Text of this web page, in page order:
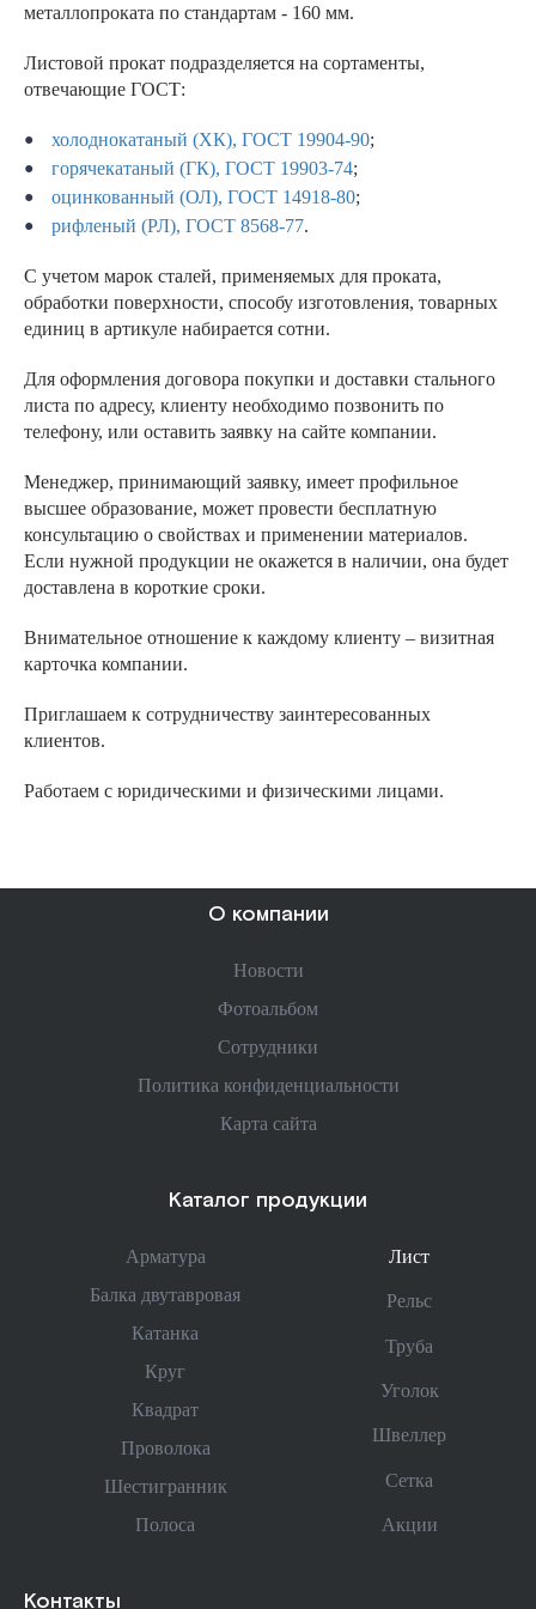
металлопроката по стандартам - 160 мм.
Листовой прокат подразделяется на сортаменты,
отвечающие ГОСТ:
холоднокатаный (ХК), ГОСТ 19904-90;
горячекатаный (ГК), ГОСТ 19903-74;
оцинкованный (ОЛ), ГОСТ 14918-80;
рифленый (РЛ), ГОСТ 8568-77.
С учетом марок сталей, применяемых для проката,
обработки поверхности, способу изготовления, товарных
единиц в артикуле набирается сотни.
Для оформления договора покупки и доставки стального
листа по адресу, клиенту необходимо позвонить по
телефону, или оставить заявку на сайте компании.
Менеджер, принимающий заявку, имеет профильное
высшее образование, может провести бесплатную
консультацию о свойствах и применении материалов.
Если нужной продукции не окажется в наличии, она будет
доставлена в короткие сроки.
Внимательное отношение к каждому клиенту – визитная
карточка компании.
Приглашаем к сотрудничеству заинтересованных
клиентов.
Работаем с юридическими и физическими лицами.
О компании
Новости
Фотоальбом
Сотрудники
Политика конфиденциальности
Карта сайта
Каталог продукции
Арматура
Балка двутавровая
Катанка
Круг
Квадрат
Проволока
Шестигранник
Полоса
Лист
Рельс
Труба
Уголок
Швеллер
Сетка
Акции
Контакты